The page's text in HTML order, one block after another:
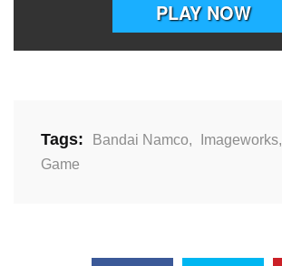
Tags: Bandai Namco, Imageworks,
Game